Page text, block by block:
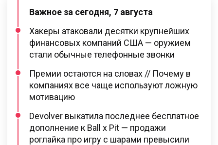
Важное за сегодня, 7 августа
Хакеры атаковали десятки крупнейших
финансовых компаний США — оружием
стали обычные телефонные звонки
Премии остаются на словах // Почему в
компаниях все чаще используют ложную
мотивацию
Devolver выкатила последнее бесплатное
дополнение к Ball x Pit — продажи
роглайка про игру с шарами превысили